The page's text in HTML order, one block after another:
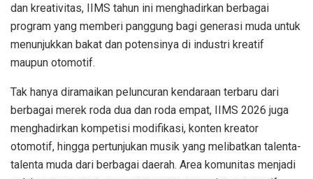
dan kreativitas, IIMS tahun ini menghadirkan berbagai
program yang memberi panggung bagi generasi muda untuk
menunjukkan bakat dan potensinya di industri kreatif
maupun otomotif.
Tak hanya diramaikan peluncuran kendaraan terbaru dari
berbagai merek roda dua dan roda empat, IIMS 2026 juga
menghadirkan kompetisi modifikasi, konten kreator
otomotif, hingga pertunjukan musik yang melibatkan talenta-
talenta muda dari berbagai daerah. Area komunitas menjadi